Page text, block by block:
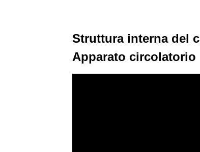
Struttura interna del
Apparato circolatorio